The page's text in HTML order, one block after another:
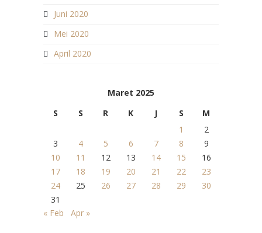
Juni 2020
Mei 2020
April 2020
Maret 2025
S
S R K J S
M
1
2
3
4 5 6 7 8
9
10
11 12 13 14 15
16
17
18 19 20 21 22
23
24
25 26 27 28 29
30
31
« Feb
Apr »